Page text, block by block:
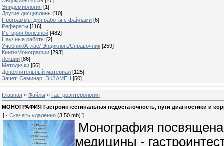
Эпидемиология [1]
Другие дисциплины [10]
Программы для работы с файлами [6]
Рефераты [116]
Истории болезней [482]
Научные работы [2]
Учебник/Атлас/ Энциклоп./Справочник [259]
Книги/Монографии [293]
Лекции [86]
Методички [56]
Дополнительный материал [125]
Зачет, Семинар, ЭКЗАМЕН [50]
Главная » Файлы » Гастроэнтерология
МОНОГРАФИЯ Гастроинтестинальная недостаточность, пути диагностики и
[ · Скачать удаленно (3,50 mb) ]
Монография
медицины -